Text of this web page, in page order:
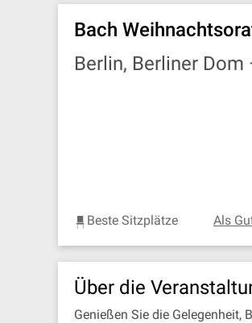
Bach
Berlin, Berliner Dom
Beste Sitzplätze Als
Über die
Genießen Sie die